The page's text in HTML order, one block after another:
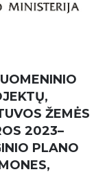
ŽEMĖS
2023–
PLANO